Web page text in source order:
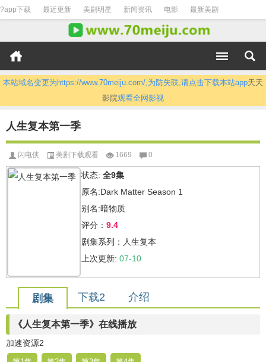
?app下载 最近更新 美剧明星 新闻资讯 电影 最新美剧
本站域名变更为https://www.70meiju.com/,为防失联,请点击下载本站app天天
影院观看全网影视
人生复本第一季
闪电侠 美剧下载观看 1669 0
状态: 全9集
原名:Dark Matter Season 1
别名:暗物质
评分： 9.4
剧集系列：人生复本
上次更新: 07-10
剧集 下载2 介绍
《人生复本第一季》在线播放
加速资源2